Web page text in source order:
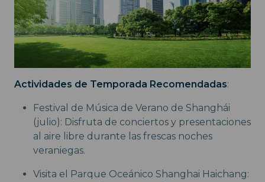
Actividades de Temporada Recomendadas:
Festival de Música de Verano de Shanghái
(julio): Disfruta de conciertos y presentaciones
al aire libre durante las frescas noches
veraniegas.
Visita el Parque Oceánico Shanghai Haichang: